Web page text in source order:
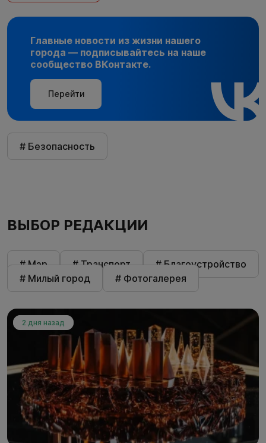
Главные новости из жизни нашего
города — подписывайтесь на наше
сообщество ВКонтакте.
Перейти
# Безопасность
ВЫБОР РЕДАКЦИИ
# Мэр # Транспорт
# Благоустройство
# Милый город
# Фотогалерея
2 дня назад